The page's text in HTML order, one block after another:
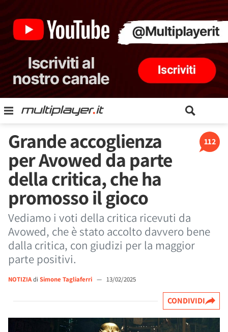
112
Grande accoglienza
per Avowed da parte
della critica, che ha
promosso il gioco
Vediamo i voti della critica ricevuti da
Avowed, che è stato accolto davvero bene
dalla critica, con giudizi per la maggior
parte positivi.
NOTIZIAdi Simone Tagliaferri — 13/02/2025
CONDIVIDI